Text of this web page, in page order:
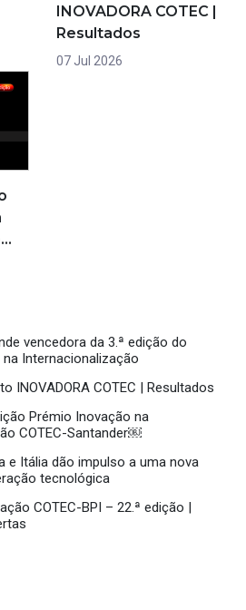
INOVADORA COTEC |
Resultados
07 Jul 2026
vencedora da 3.ª edição do
Internacionalização
INOVADORA COTEC | Resultados
Prémio Inovação na
COTEC-Santander￼
e Itália dão impulso a uma nova
tecnológica
COTEC-BPI – 22.ª edição |